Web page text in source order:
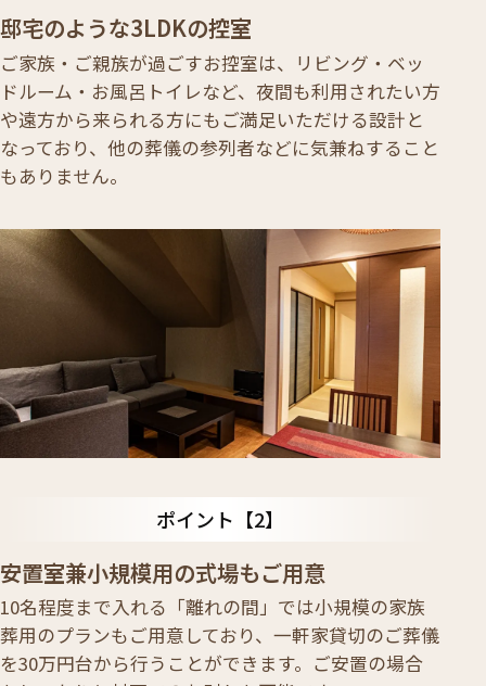
邸宅のような3LDKの控室
ご家族・ご親族が過ごすお控室は、リビング・ベッ
ドルーム・お風呂トイレなど、夜間も利用されたい方
や遠方から来られる方にもご満足いただける設計と
なっており、他の葬儀の参列者などに気兼ねすること
もありません。
ポイント
安置室兼小規模用の式場もご用意
10名程度まで入れる「離れの間」では小規模の家族
葬用のプランもご用意しており、一軒家貸切のご葬儀
を30万円台から行うことができます。ご安置の場合